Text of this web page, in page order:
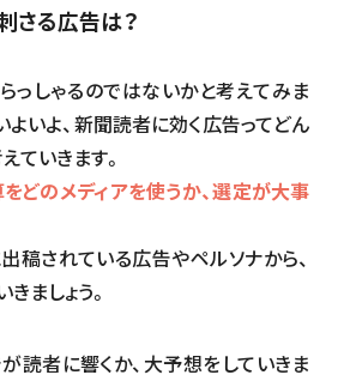
さる広告は？
っしゃるのではないかと考えてみま
よいよ、新聞読者に効く広告ってどん
ていきます。
どのメディアを使うか、選定が大事
稿されている広告やペルソナから、
ましょう。
読者に響くか、大予想をしていきま